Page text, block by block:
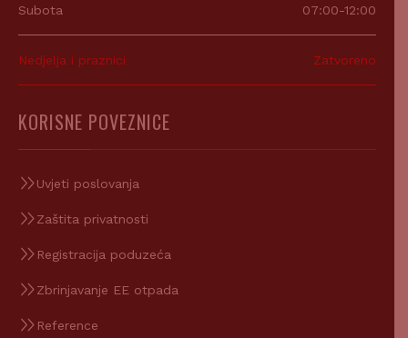
Subota 07:00-12:00
Nedjelja i praznici Zatvoreno
KORISNE POVEZNICE
Uvjeti poslovanja
Zaštita privatnosti
Registracija poduzeća
Zbrinjavanje EE otpada
Reference